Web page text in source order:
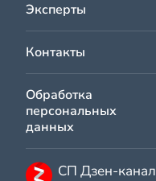
Эксперты
Контакты
Обработка
персональных
данных
СП Дзен-канал